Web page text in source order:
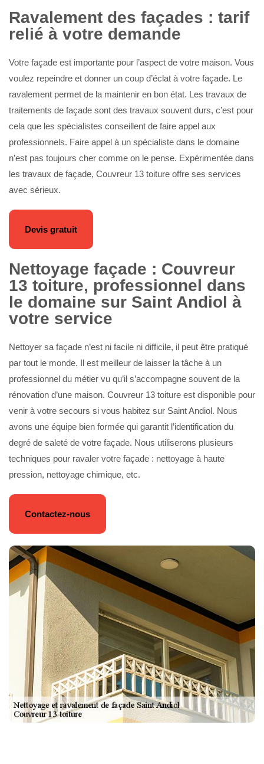
Ravalement des façades : tarif
relié à votre demande
Votre façade est importante pour l’aspect de votre maison. Vous
voulez repeindre et donner un coup d’éclat à votre façade. Le
ravalement permet de la maintenir en bon état. Les travaux de
traitements de façade sont des travaux souvent durs, c’est pour
cela que les spécialistes conseillent de faire appel aux
professionnels. Faire appel à un spécialiste dans le domaine
n’est pas toujours cher comme on le pense. Expérimentée dans
les travaux de façade, Couvreur 13 toiture offre ses services
avec sérieux.
Devis gratuit
Nettoyage façade : Couvreur
13 toiture, professionnel dans
le domaine sur Saint Andiol à
votre service
Nettoyer sa façade n’est ni facile ni difficile, il peut être pratiqué
par tout le monde. Il est meilleur de laisser la tâche à un
professionnel du métier vu qu’il s’accompagne souvent de la
rénovation d’une maison. Couvreur 13 toiture est disponible pour
venir à votre secours si vous habitez sur Saint Andiol. Nous
avons une équipe bien formée qui garantit l’identification du
degré de saleté de votre façade. Nous utiliserons plusieurs
techniques pour ravaler votre façade : nettoyage à haute
pression, nettoyage chimique, etc.
Contactez-nous